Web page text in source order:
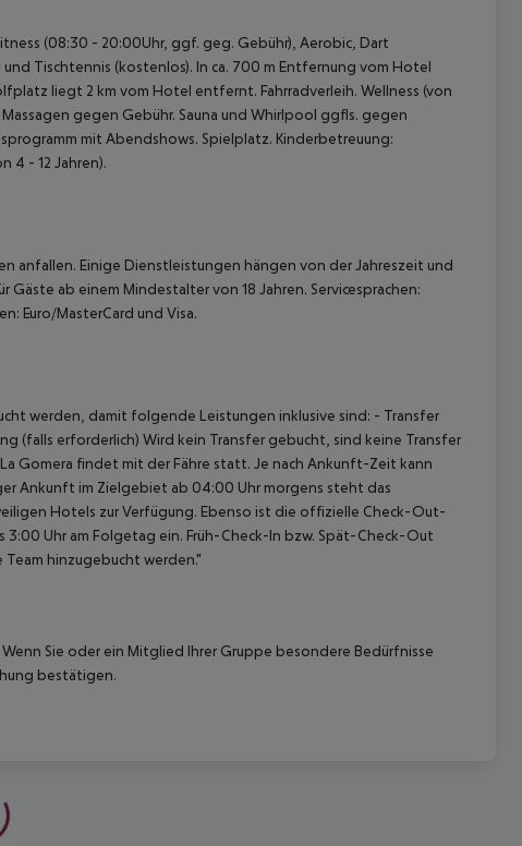
(08:30 - 20:00Uhr, ggf. geg. Gebühr), Aerobic, Dart
Tischtennis (kostenlos). In ca. 700 m Entfernung vom Hotel
liegt 2 km vom Hotel entfernt. Fahrradverleih. Wellness (von
gegen Gebühr. Sauna und Whirlpool ggfls. gegen
mit Abendshows. Spielplatz. Kinderbetreuung:
4 - 12 Jahren).
anfallen. Einige Dienstleistungen hängen von der Jahreszeit und
ab einem Mindestalter von 18 Jahren. Servicesprachen:
Euro/MasterCard und Visa.
werden, damit folgende Leistungen inklusive sind: - Transfer
(falls erforderlich) Wird kein Transfer gebucht, sind keine Transfer
Gomera findet mit der Fähre statt. Je nach Ankunft-Zeit kann
Ankunft im Zielgebiet ab 04:00 Uhr morgens steht das
Hotels zur Verfügung. Ebenso ist die offizielle Check-Out-
Uhr am Folgetag ein. Früh-Check-In bzw. Spät-Check-Out
hinzugebucht werden."
Sie oder ein Mitglied Ihrer Gruppe besondere Bedürfnisse
bestätigen.